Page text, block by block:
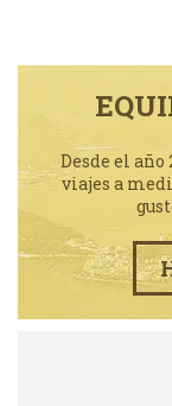
Desde el
viajes a